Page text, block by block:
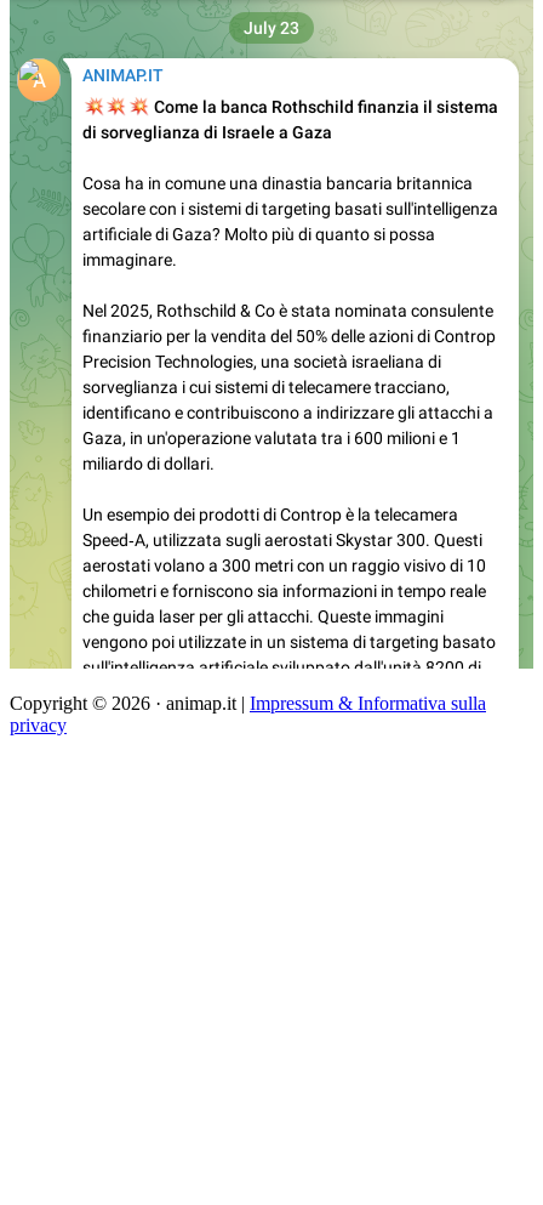
Copyright © 2026 · animap.it | Impressum & Informativa sulla
privacy